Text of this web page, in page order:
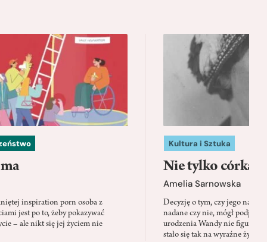
inspiration porn osoba z
jest po to, żeby pokazywać
– ale nikt się jej życiem nie
Kultura i Sztuka
Nie tylko córka
Amelia Sarnowska
Decyzję o tym, czy jego
nadane czy nie, mógł podjąć
urodzenia Wandy nie figuruje
stało się tak na wyraźne